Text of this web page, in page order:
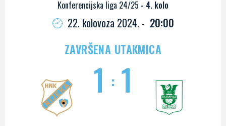
Konferencijska liga 24/25 - 4. kolo
22. kolovoza 2024. - 20:00
ZAVRŠENA UTAKMICA
1 : 1